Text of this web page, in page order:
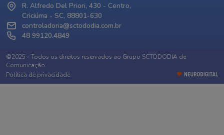
R. Alfredo Del Priori, 430 - Centro,
Criciúma - SC, 88801-630
controladoria@sctododia.com.br
48 99120.4849
©2025 - Todos os direitos reservados ao Grupo SCTODODIA de
Comunicação.
Política de privacidade